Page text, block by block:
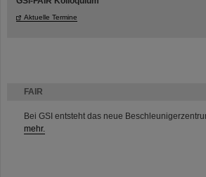
FAIR
Bei GSI entsteht das neue
mehr.
Aktuelle Termine